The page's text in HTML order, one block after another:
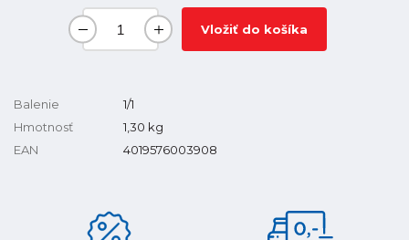
Vložiť do košíka
Balenie
1/1
Hmotnosť
1,30 kg
EAN
4019576003908